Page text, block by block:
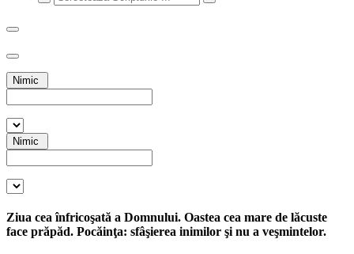
Nimic
Nimic
Ziua cea înfricoşată a Domnului. Oastea cea mare de lăcuste
face prăpăd. Pocăinţa: sfâşierea inimilor şi nu a veşmintelor.